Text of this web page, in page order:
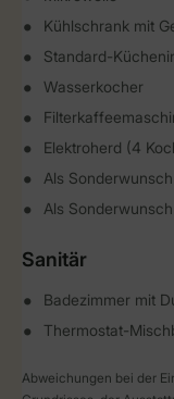
Kühlschrank mit
Standard-
Wasserkocher
Elektroherd (4
Als
Als
Sanitär
Badezimmer mit
Thermostat-
Abweichungen bei der